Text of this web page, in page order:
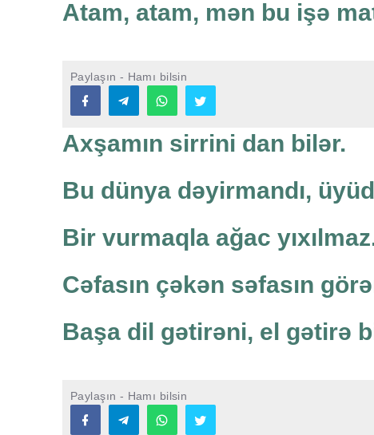
Atam, atam, mən bu işə
Paylaşın - Hamı bilsin
Axşamın sirrini dan bilər.
Bu dünya dəyirmandı,
Bir vurmaqla ağac
Cəfasın çəkən səfasın
Başa dil gətirəni, el gətirə
Paylaşın - Hamı bilsin